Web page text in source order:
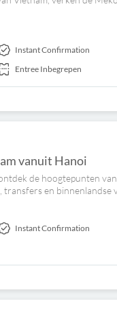
Instant Confirmation
Entree Inbegrepen
vanuit Hanoi
de hoogtepunten
transfers en binnenlandse
Instant Confirmation